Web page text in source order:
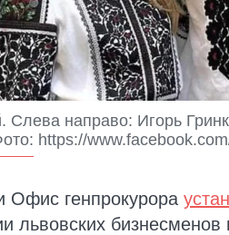
Слева направо: Игорь
https://
Офис генпрокурора
львовских бизнесменов